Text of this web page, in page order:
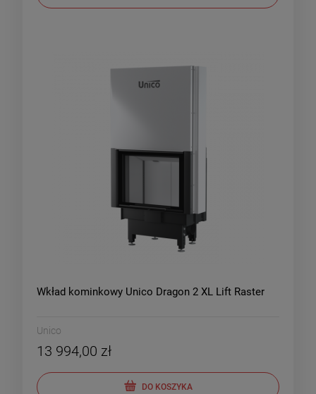
Wkład kominkowy Unico Dragon 2 XL Lift Raster
Unico
13 994,00 zł
DO KOSZYKA